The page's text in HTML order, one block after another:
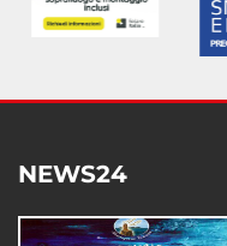
NEWS24